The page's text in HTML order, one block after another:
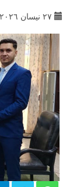
٢٧ نيسان ٢٠٢٦ ٨:٥٩